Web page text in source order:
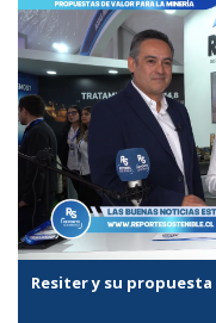
Resiter y su